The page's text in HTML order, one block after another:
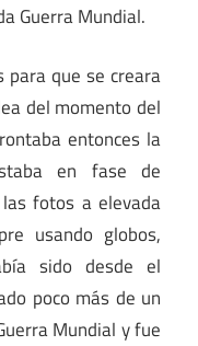
Guerra Mundial.
para que se creara
del momento del
entonces la
en fase de
fotos a elevada
usando globos,
sido desde el
poco más de un
Mundial y fue